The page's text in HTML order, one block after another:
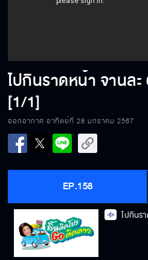
[1/1]
ออกอากาศ อาทิตย์ที่ 28 มกราคม 2567
EP.158